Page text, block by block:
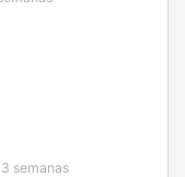
semanas